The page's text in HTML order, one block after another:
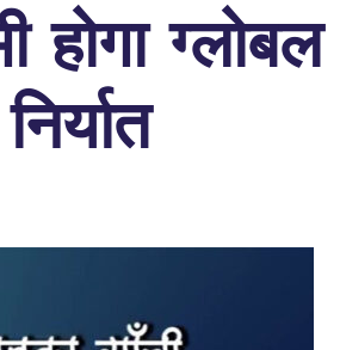
ग्लोबल